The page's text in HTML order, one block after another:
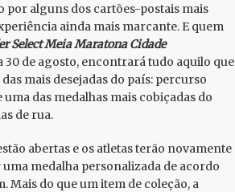
por alguns dos cartões-postais mais
ainda mais marcante. E quem
Select Meia Maratona Cidade
30 de agosto, encontrará tudo aquilo que
mais desejadas do país: percurso
das medalhas mais cobiçadas do
de rua.
abertas e os atletas terão novamente
medalha personalizada de acordo
Mais do que um item de coleção, a